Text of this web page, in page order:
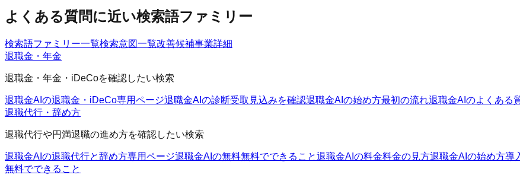
よくある質問に近い検索語ファミリー
検索語ファミリー一覧検索意図一覧改善候補事業詳細
退職金・年金
退職金・年金・iDeCoを確認したい検索
退職金AIの退職金・iDeCo専用ページ退職金AIの診断受取見込みを確認退職金AIの始め方最初の流れ退職金AIのよくある
退職代行・辞め方
退職代行や円満退職の進め方を確認したい検索
退職金AIの退職代行と辞め方専用ページ退職金AIの無料無料でできること退職金AIの料金料金の見方退職金AIの始め方導
無料でできること